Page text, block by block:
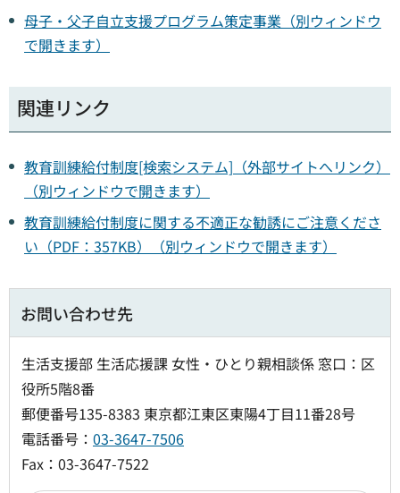
母子・父子自立支援プログラム策定事業（別ウィンドウ
で開きます）
関連リンク
教育訓練給付制度[検索システム]（外部サイトへリンク）
（別ウィンドウで開きます）
教育訓練給付制度に関する不適正な勧誘にご注意くださ
い（PDF：357KB）（別ウィンドウで開きます）
お問い合わせ先
生活支援部 生活応援課 女性・ひとり親相談係 窓口：区
役所5階8番
郵便番号135-8383 東京都江東区東陽4丁目11番28号
電話番号： 03-3647-7506
Fax：03-3647-7522